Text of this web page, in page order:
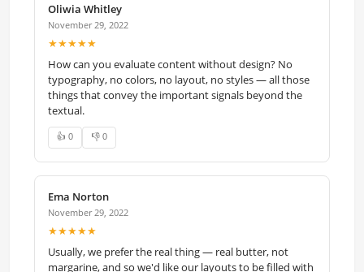
Oliwia Whitley
November 29, 2022
★★★★★
How can you evaluate content without design? No
typography, no colors, no layout, no styles — all those
things that convey the important signals beyond the
textual.
👍 0 👎 0
Ema Norton
November 29, 2022
★★★★★
Usually, we prefer the real thing — real butter, not
margarine, and so we'd like our layouts to be filled with